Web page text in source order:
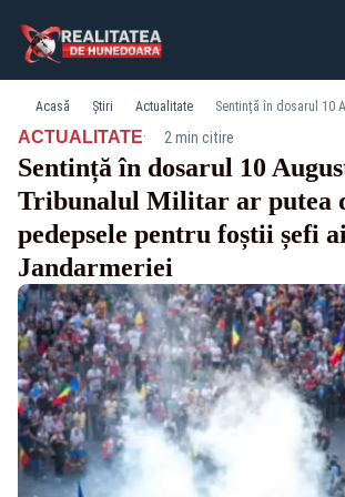
Acasă Știri Actualitate
ACTUALITATE· 2 min citire
Sentință în dosarul 10
Tribunalul Militar ar putea
pedepsele pentru foștii șefi ai
Jandarmeriei